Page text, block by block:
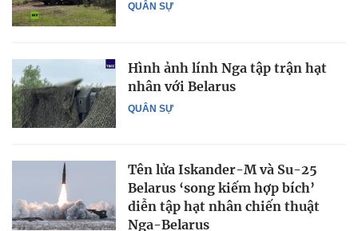
QUÂN SỰ
QUÂN SỰ
Hình ảnh lính Nga tập trận hạt
nhân với Belarus
Tên lửa Iskander-M và Su-25
Belarus ‘song kiếm hợp bích’
diễn tập hạt nhân chiến thuật
Nga-Belarus